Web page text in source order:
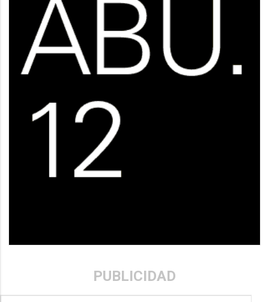
PUBLICIDAD